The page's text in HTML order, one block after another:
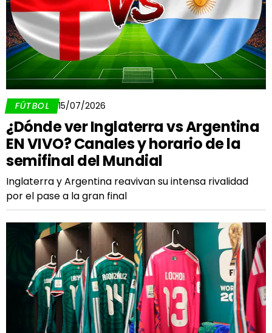
FÚTBOL 15/07/2026
¿Dónde ver Inglaterra vs Argentina
EN VIVO? Canales y horario de la
semifinal del Mundial
Inglaterra y Argentina reavivan su intensa rivalidad
por el pase a la gran final